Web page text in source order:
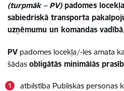
(turpmāk – PV)padomes
sabiedriskā transporta
uzņēmumu un komandas
PV padomes locekļa/-les amata
šādas obligātās minimālās
atbilstība Publiskas personas